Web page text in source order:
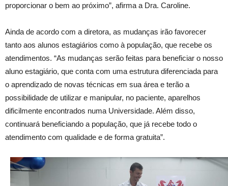
proporcionar o bem ao próximo”, afirma a Dra. Caroline.
Ainda de acordo com a diretora, as mudanças irão favorecer
tanto aos alunos estagiários como à população, que recebe os
atendimentos. “As mudanças serão feitas para beneficiar o nosso
aluno estagiário, que conta com uma estrutura diferenciada para
o aprendizado de novas técnicas em sua área e terão a
possibilidade de utilizar e manipular, no paciente, aparelhos
dificilmente encontrados numa Universidade. Além disso,
continuará beneficiando a população, que já recebe todo o
atendimento com qualidade e de forma gratuita”.